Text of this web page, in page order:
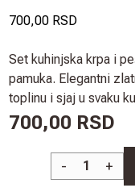
700,00 RSD
Set kuhinjska krpa i
pamuka. Elegantni
toplinu i sjaj u svaku
700,00 RSD
- +